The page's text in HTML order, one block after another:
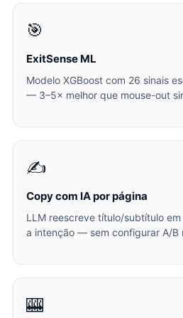
🎯
ExitSense ML
Modelo XGBoost com 26 sinais
— 3–5× melhor que mouse-out
✍️
Copy com IA por página
LLM reescreve título/subtítulo
a intenção — sem configurar A/B
🎰